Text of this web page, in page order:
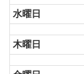
水曜日
木曜日